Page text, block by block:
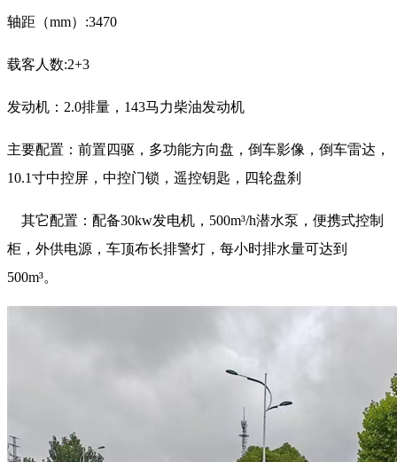
轴距（mm）:3470
载客人数:2+3
发动机： 2.0排量 ， 143马力柴油发动机
主要配置： 前置四驱 ， 多功能方向盘 ， 倒车影像 ， 倒车雷达 ，
10.1寸中控屏 ， 中控门锁 ， 遥控钥匙 ， 四轮盘刹
其它配置： 配备30kw发电机，500m³/h潜水泵，便携式控制
柜，外供电源，车顶布长排警灯，每小时排水量可达到
500m³。